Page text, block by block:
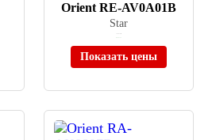
Orient RE-AV0A01B
Star
Показать цены